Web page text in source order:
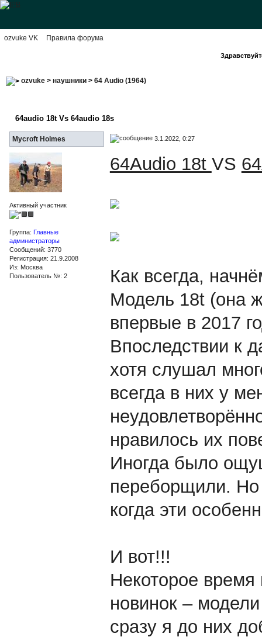
ozvuke VK Правила форума
ozvuke> наушники> 64 Audio (1964)
64audio 18t Vs 64audio 18s
Mycroft Holmes 3.1.2022, 0:27
Активный участник
Группа: Главные
администраторы
Сообщений: 3770
Регистрация: 21.9.2008
Из: Москва
Пользователь №: 2
64Audio 18t VS
Как всегда,
Модель 18t (она
впервые в 2017
Впоследствии к
хотя слушал
всегда в них у
нравилось их
Иногда было
переборщили. Но
когда эти
И вот!!!
Некоторое время
новинок –
сразу я до них